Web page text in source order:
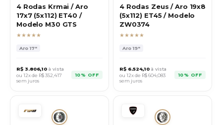
4 Rodas Krmai / Aro
17x7 (5x112) ET40 /
Modelo M30 GTS
★★★★★
Aro17"
R$ 3.806,10 à vista
ou 12x de R$352,417
sem juros
10% OFF
4 Rodas Zeus / Aro 19x8
(5x112) ET45 / Modelo
ZW0374
★★★★★
Aro19"
R$ 6.524,10 à vista
ou 12x de R$604,083
sem juros
10% OFF